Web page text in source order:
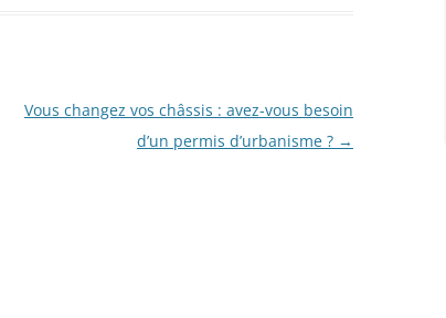
Vous changez vos châssis : avez-vous besoin
d’un permis d’urbanisme ? →